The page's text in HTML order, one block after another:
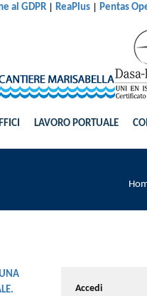
al GDPR | ReaPlus | Pentas
LAVORO PORTUALE
Accedi